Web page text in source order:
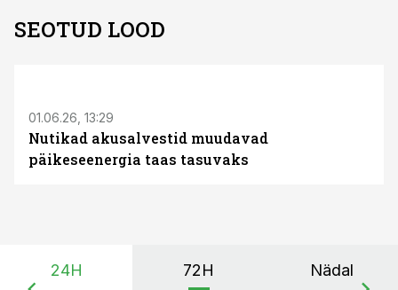
SEOTUD LOOD
01.06.26, 13:29
Nutikad akusalvestid muudavad
päikeseenergia taas tasuvaks
24H 72H Nädal